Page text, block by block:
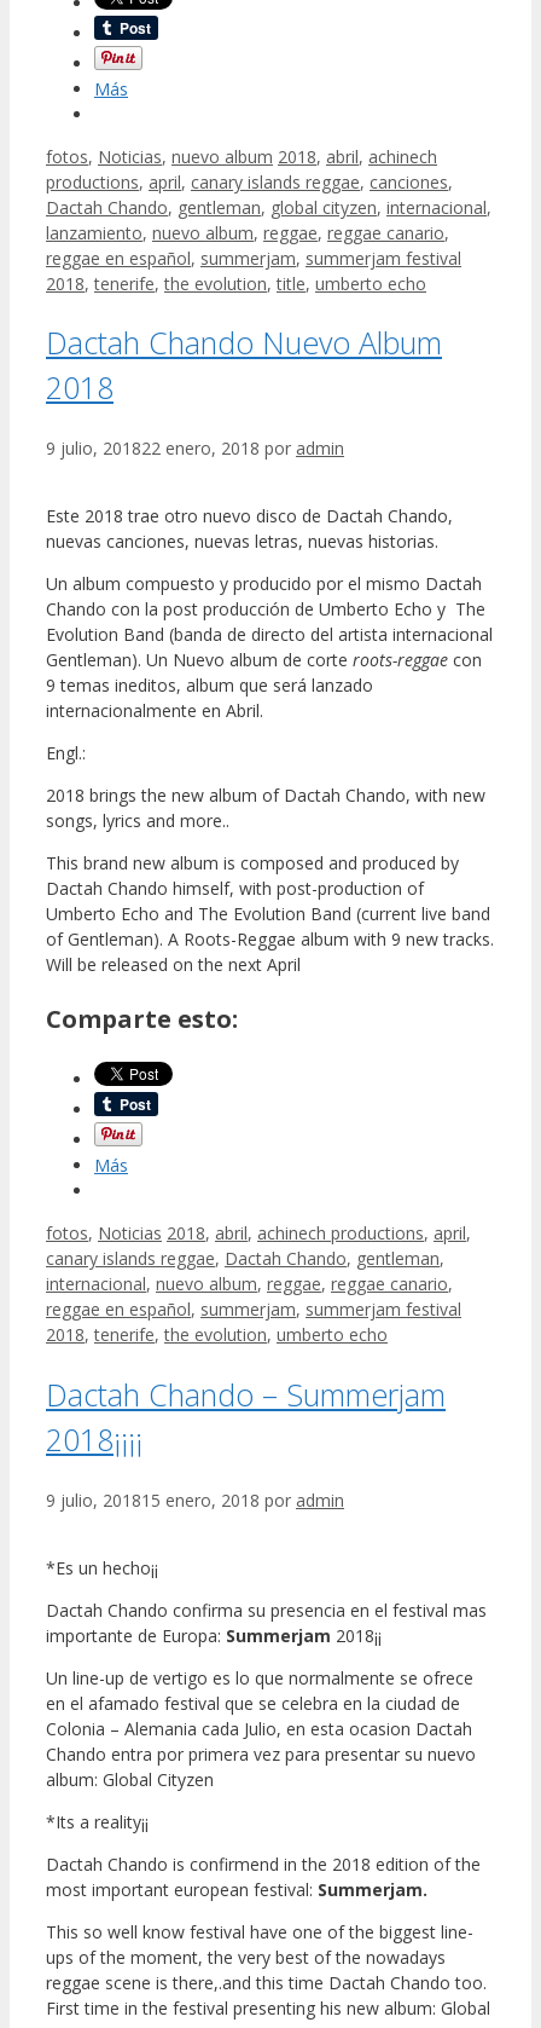
Más
fotos, Noticias, nuevo album 2018, abril, achinech
productions, april, canary islands reggae, canciones,
Dactah Chando, gentleman, global cityzen, internacional,
lanzamiento, nuevo album, reggae, reggae canario,
reggae en español, summerjam, summerjam festival
2018,tenerife,the evolution,title, umberto echo
Dactah Chando Nuevo Album
2018
9 julio, 201822 enero, 2018 por admin
Este 2018 trae otro nuevo disco de Dactah Chando,
nuevas canciones, nuevas letras, nuevas historias.
Un album compuesto y producido por el mismo Dactah
Chando con la post producción de Umberto Echo y The
Evolution Band (banda de directo del artista internacional
Gentleman). Un Nuevo album de corte roots-reggae con
9 temas ineditos, album que será lanzado
internacionalmente en Abril.
Engl.:
2018 brings the new album of Dactah Chando, with new
songs, lyrics and more..
This brand new album is composed and produced by
Dactah Chando himself, with post-production of
Umberto Echo and The Evolution Band (current live band
of Gentleman). A Roots-Reggae album with 9 new tracks.
Will be released on the next April
Comparte esto:
Más
fotos, Noticias 2018, abril, achinech productions, april,
canary islands reggae, Dactah Chando, gentleman,
internacional, nuevo album, reggae, reggae canario,
reggae en español, summerjam, summerjam festival
2018,tenerife,the evolution, umberto echo
Dactah Chando – Summerjam
2018¡¡¡¡
9 julio, 201815 enero, 2018 por admin
*Es un hecho¡¡
Dactah Chando confirma su presencia en el festival mas
importante de Europa: Summerjam 2018¡¡
Un line-up de vertigo es lo que normalmente se ofrece
en el afamado festival que se celebra en la ciudad de
Colonia – Alemania cada Julio, en esta ocasion Dactah
Chando entra por primera vez para presentar su nuevo
album: Global Cityzen
*Its a reality¡¡
Dactah Chando is confirmend in the 2018 edition of the
most important european festival: Summerjam.
This so well know festival have one of the biggest line-
ups of the moment, the very best of the nowadays
reggae scene is there,.and this time Dactah Chando too.
First time in the festival presenting his new album: Global